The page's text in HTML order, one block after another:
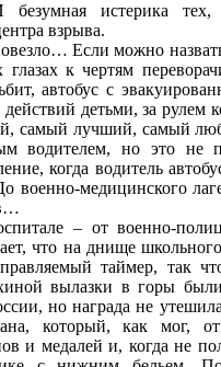
безумная истерика
взрыва.
Если можно
к чертям
автобус с
детьми, за рулем
самый лучший, самый
водителем, но это не
когда водитель
военно-медицинского
– от военно-
что на днище
таймер, так
вылазки в горы
но награда не
который, как мог,
и медалей и, когда не